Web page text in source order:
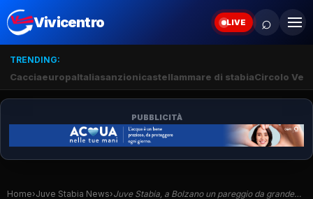
Vivicentro LIVE ⌕
TRENDING:
CacciaeuropaItaliasanzionicastellammare di stabiaCircolo
PUBBLICITÀ
Home›Juve Stabia News›Juve Stabia, a Bolzano un pareggio da grande…